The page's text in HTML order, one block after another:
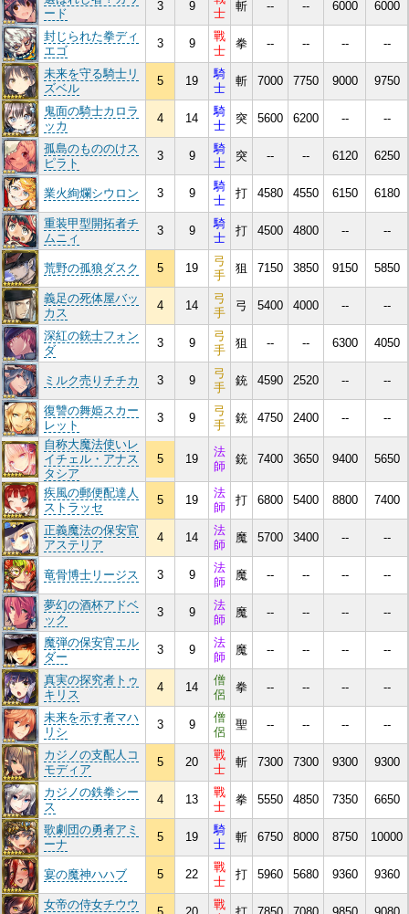
ード
3 9
士
斬 -- -- 6000 6000
封じられた拳ディ
エゴ
3 9
戰
士
拳 -- -- -- --
未来を守る騎士リ
ズベル
5 19
騎
士
斬 7000 7750 9000 9750
鬼面の騎士カロラ
ッカ
4 14
騎
士
突 5600 6200 -- --
孤島のもののけス
ピラト
3 9
騎
士
突 -- -- 6120 6250
業火絢爛シウロン 3 9
騎
士
打 4580 4550 6150 6180
重装甲型開拓者チ
ムニィ
3 9
騎
士
打 4500 4800 -- --
荒野の孤狼ダスク 5 19
弓
手
狙 7150 3850 9150 5850
義足の死体屋バッ
カス
4 14
弓
手
弓 5400 4000 -- --
深紅の銃士フォン
ダ
3 9
弓
手
狙 -- -- 6300 4050
ミルク売りチチカ 3 9
弓
手
銃 4590 2520 -- --
復讐の舞姫スカー
レット
3 9
弓
手
銃 4750 2400 --
--
自称大魔法使いレ
イチェル・アナス
タシア
5 19
法
師
銃 7400 3650 9400 5650
疾風の郵便配達人
ストラッセ
5 19
法
師
打 6800 5400 8800 7400
正義魔法の保安官
アステリア
4 14
法
師
魔 5700 3400 -- --
竜骨博士リージス 3 9
法
師
魔 -- -- -- --
夢幻の酒杯アドベ
ック
3 9
法
師
魔 -- -- -- --
魔弾の保安官エル
ダー
3 9
法
師
魔 -- -- -- --
真実の探究者トゥ
キリス
4 14
僧
侶
拳 -- -- -- --
未来を示す者マハ
リシ
3 9
僧
侶
聖 -- -- -- --
カジノの支配人コ
モディア
5 20
戰
士
斬 7300 7300 9300 9300
カジノの鉄拳シー
ス
4 13
戰
士
拳 5550 4850 7350 6650
歌劇団の勇者アミ
ーナ
5 19
騎
士
斬 6750 8000 8750 10000
宴の魔神ハハブ 5 22
戰
士
打 5960 5680 9360 9360
女帝の侍女チウウ
戰